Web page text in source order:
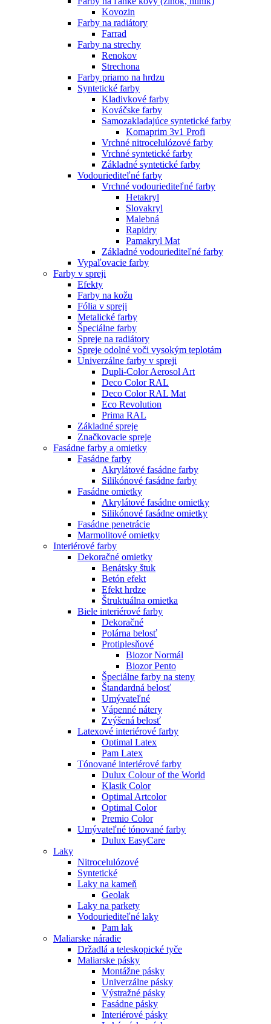
Kovozin
Farby na radiátory
Farrad
Farby na strechy
Renokov
Strechona
Farby priamo na hrdzu
Syntetické farby
Kladivkové farby
Kováčske farby
Samozakladajúce syntetické farby
Komaprim 3v1 Profi
Vrchné nitrocelulózové farby
Vrchné syntetické farby
Základné syntetické farby
Vodouriediteľné farby
Vrchné vodouriediteľné farby
Hetakryl
Slovakryl
Malebná
Rapidry
Pamakryl Mat
Základné vodouriediteľné farby
Vypaľovacie farby
Farby v spreji
Efekty
Farby na kožu
Fólia v spreji
Metalické farby
Špeciálne farby
Spreje na radiátory
Spreje odolné voči vysokým teplotám
Univerzálne farby v spreji
Dupli-Color Aerosol Art
Deco Color RAL
Deco Color RAL Mat
Eco Revolution
Prima RAL
Základné spreje
Značkovacie spreje
Fasádne farby a omietky
Fasádne farby
Akrylátové fasádne farby
Silikónové fasádne farby
Fasádne omietky
Akrylátové fasádne omietky
Silikónové fasádne omietky
Fasádne penetrácie
Marmolitové omietky
Interiérové farby
Dekoračné omietky
Benátsky štuk
Betón efekt
Efekt hrdze
Štruktuálna omietka
Biele interiérové farby
Dekoračné
Polárna belosť
Protiplesňové
Biozor Normál
Biozor Pento
Špeciálne farby na steny
Štandardná belosť
Umývateľné
Vápenné nátery
Zvýšená belosť
Latexové interiérové farby
Optimal Latex
Pam Latex
Tónované interiérové farby
Dulux Colour of the World
Klasik Color
Optimal Artcolor
Optimal Color
Premio Color
Umývateľné tónované farby
Dulux EasyCare
Laky
Nitrocelulózové
Syntetické
Laky na kameň
Geolak
Laky na parkety
Vodouriediteľné laky
Pam lak
Maliarske náradie
Držadlá a teleskopické tyče
Maliarske pásky
Montážne pásky
Univerzálne pásky
Výstražné pásky
Fasádne pásky
Interiérové pásky